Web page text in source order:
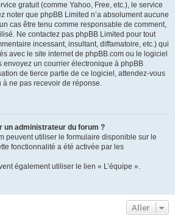
gratuit (comme Yahoo, Free, etc.), le service
noter que phpBB Limited n’a absolument aucune
cas être tenu comme responsable de comment,
Ne contactez pas phpBB Limited pour tout
incessant, insultant, diffamatoire, etc.) qui
avec le site internet de phpBB.com ou le logiciel
envoyez un courrier électronique à phpBB
de tierce partie de ce logiciel, attendez-vous
ne pas recevoir de réponse.
un administrateur du forum ?
peuvent utiliser le formulaire disponible sur le
fonctionnalité a été activée par les
également utiliser le lien « L’équipe ».
Aller